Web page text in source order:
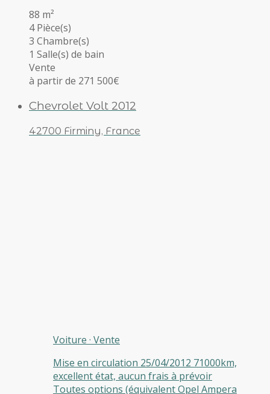
88 m²
4 Pièce(s)
3 Chambre(s)
1 Salle(s) de bain
Vente
à partir de 271 500€
Chevrolet Volt 2012
42700 Firminy, France
Voiture · Vente
Mise en circulation 25/04/2012 71000km,
excellent état, aucun frais à prévoir
Toutes options (équivalent Opel Ampera